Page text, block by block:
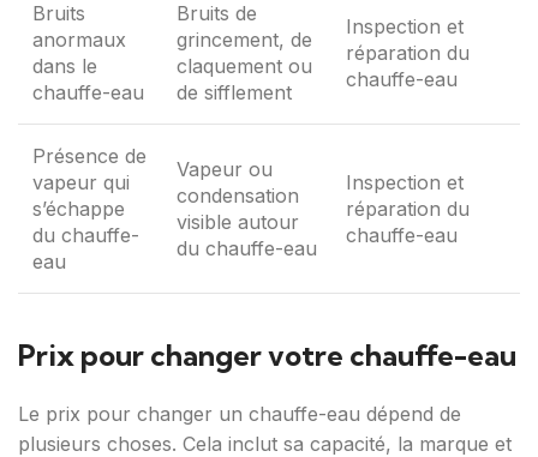
Bruits
anormaux
dans le
chauffe-eau
Bruits de
grincement, de
claquement ou
de sifflement
Inspection et
réparation du
chauffe-eau
Présence de
vapeur qui
s’échappe
du chauffe-
eau
Vapeur ou
condensation
visible autour
du chauffe-eau
Inspection et
réparation du
chauffe-eau
Prix pour changer votre chauffe-eau
Le prix pour changer un chauffe-eau dépend de
plusieurs choses. Cela inclut sa capacité, la marque et